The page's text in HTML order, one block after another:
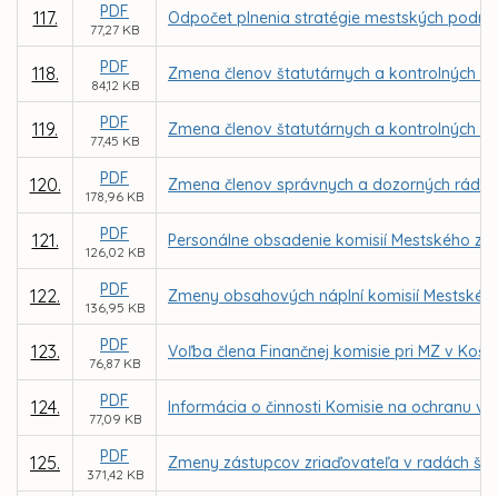
117. PDF
77,27 KB
Odpočet plnenia stratégie mestských
118. PDF
84,12 KB
Zmena členov štatutárnych a kontrolných
119. PDF
77,45 KB
Zmena členov štatutárnych a kontrolných
120. PDF
178,96 KB
Zmena členov správnych a dozorných rád
121. PDF
126,02 KB
Personálne obsadenie komisií Mestského
122. PDF
136,95 KB
Zmeny obsahových náplní komisií
123. PDF
76,87 KB
Voľba člena Finančnej komisie pri MZ v
124. PDF
77,09 KB
Informácia o činnosti Komisie na ochranu
125. PDF
371,42 KB
Zmeny zástupcov zriaďovateľa v radách